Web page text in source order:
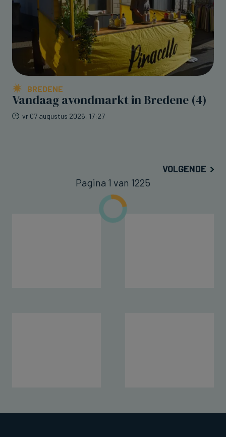
BREDENE
Vandaag avondmarkt in Bredene (4)
vr 07 augustus 2026, 17:27
VOLGENDE
Pagina 1 van 1225